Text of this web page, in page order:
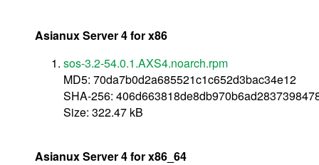
Asianux Server 4 for x86
sos-3.2-54.0.1.AXS4.noarch.rpm
MD5: 70da7b0d2a685521c1c652d3bac34e12
SHA-256:
Size: 322.47 kB
Asianux Server 4 for x86_64